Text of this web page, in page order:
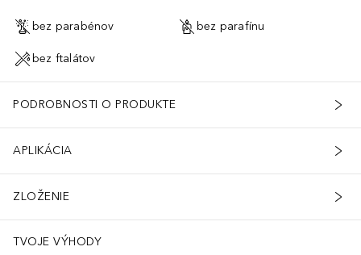
bez parabénov bez parafínu
bez ftalátov
PODROBNOSTI O PRODUKTE
APLIKÁCIA
ZLOŽENIE
TVOJE VÝHODY